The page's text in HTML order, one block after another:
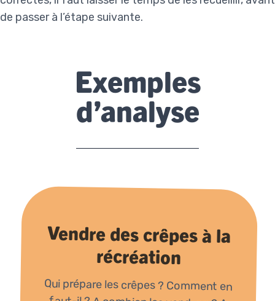
de passer à l’étape suivante.
Exemples
d’analyse
Vendre des crêpes à la
récréation
Qui prépare les crêpes ? Comment en
faut-il ? A combien les vend-on ? A
quelle fréquence les vend-on ?
Comment les réchauffe-t-on ? Quel